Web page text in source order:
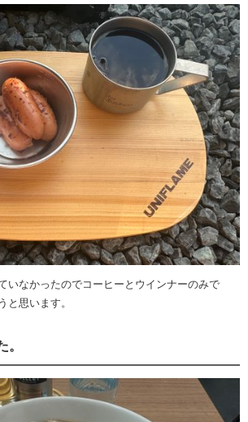
いなかったのでコーヒーとウインナーのみで
と思います。
。